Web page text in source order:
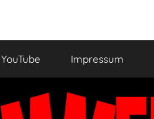
YouTube Impressum